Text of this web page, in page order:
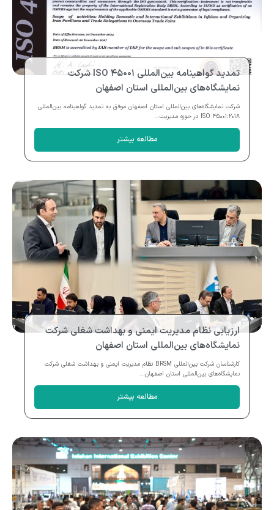
تمدید گواهینامه بین‌المللی ISO ۴۵۰۰۱ شرکت
نمایشگاه‌های بین‌المللی استان اصفهان
شرکت نمایشگاه‌های بین‌المللی استان اصفهان موفق به تمدید گواهینامه بین‌المللی
ISO ۴۵۰۰۱:۲۰۱۸ در حوزه مدیریت...
مطالعه بیشتر
ارزیابی نظام مدیریت ایمنی و بهداشت شغلی شرکت
نمایشگاه‌های بین‌المللی استان اصفهان
کارشناسان شرکت بین‌المللی BRSM نظام مدیریت ایمنی و بهداشت شغلی شرکت
نمایشگاه‌های بین‌المللی استان اصفهان...
مطالعه بیشتر